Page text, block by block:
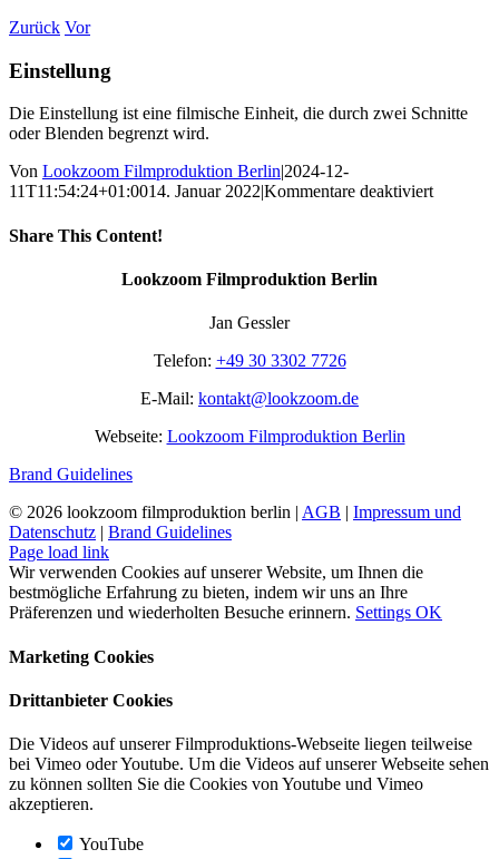
Zurück Vor
Einstellung
Die Einstellung ist eine filmische Einheit, die durch zwei Schnitte
oder Blenden begrenzt wird.
Von Lookzoom Filmproduktion Berlin|2024-12-
11T11:54:24+01:0014. Januar 2022|Kommentare deaktiviertfür
Share This Content!
Lookzoom Filmproduktion Berlin
Jan Gessler
Telefon: +49 30 3302 7726
E-Mail: kontakt@lookzoom.de
Webseite: Lookzoom Filmproduktion Berlin
Brand Guidelines
© 2026 lookzoom filmproduktion berlin | AGB | Impressum und
Datenschutz | Brand Guidelines
Facebook
Vimeo
YouTube
Instagram
Page load link
Wir verwenden Cookies auf unserer Website, um Ihnen die
bestmögliche Erfahrung zu bieten, indem wir uns an Ihre
Präferenzen und wiederholten Besuche erinnern. Settings OK
Marketing Cookies
Drittanbieter Cookies
Die Videos auf unserer Filmproduktions-Webseite liegen teilweise
bei Vimeo oder Youtube. Um die Videos auf unserer Webseite sehen
zu können sollten Sie die Cookies von Youtube und Vimeo
akzeptieren.
YouTube